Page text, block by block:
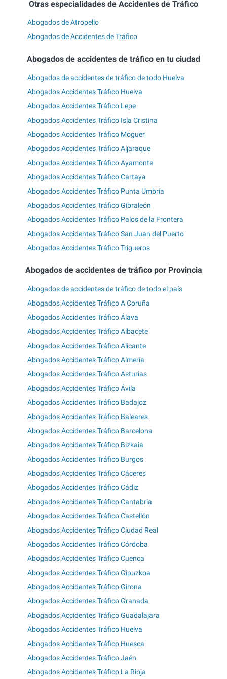
Otras especialidades de Accidentes de Tráfico
Abogados de Atropello
Abogados de Accidentes de Tráfico
Abogados de accidentes de tráfico en tu ciudad
Abogados de accidentes de tráfico de todo Huelva
Abogados Accidentes Tráfico Huelva
Abogados Accidentes Tráfico Lepe
Abogados Accidentes Tráfico Isla Cristina
Abogados Accidentes Tráfico Moguer
Abogados Accidentes Tráfico Aljaraque
Abogados Accidentes Tráfico Ayamonte
Abogados Accidentes Tráfico Cartaya
Abogados Accidentes Tráfico Punta Umbría
Abogados Accidentes Tráfico Gibraleón
Abogados Accidentes Tráfico Palos de la Frontera
Abogados Accidentes Tráfico San Juan del Puerto
Abogados Accidentes Tráfico Trigueros
Abogados de accidentes de tráfico por Provincia
Abogados de accidentes de tráfico de todo el país
Abogados Accidentes Tráfico A Coruña
Abogados Accidentes Tráfico Álava
Abogados Accidentes Tráfico Albacete
Abogados Accidentes Tráfico Alicante
Abogados Accidentes Tráfico Almería
Abogados Accidentes Tráfico Asturias
Abogados Accidentes Tráfico Ávila
Abogados Accidentes Tráfico Badajoz
Abogados Accidentes Tráfico Baleares
Abogados Accidentes Tráfico Barcelona
Abogados Accidentes Tráfico Bizkaia
Abogados Accidentes Tráfico Burgos
Abogados Accidentes Tráfico Cáceres
Abogados Accidentes Tráfico Cádiz
Abogados Accidentes Tráfico Cantabria
Abogados Accidentes Tráfico Castellón
Abogados Accidentes Tráfico Ciudad Real
Abogados Accidentes Tráfico Córdoba
Abogados Accidentes Tráfico Cuenca
Abogados Accidentes Tráfico Gipuzkoa
Abogados Accidentes Tráfico Girona
Abogados Accidentes Tráfico Granada
Abogados Accidentes Tráfico Guadalajara
Abogados Accidentes Tráfico Huelva
Abogados Accidentes Tráfico Huesca
Abogados Accidentes Tráfico Jaén
Abogados Accidentes Tráfico La Rioja